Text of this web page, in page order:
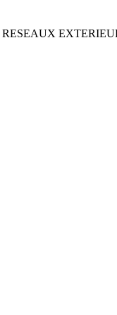
RESEAUX